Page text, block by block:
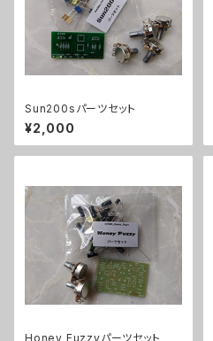
Sun200sパーツセット
¥2,000
Honey Fuzzyパーツセット